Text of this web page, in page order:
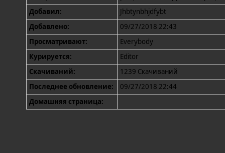
Добавил:
Jhbtynbhjdfybt
Добавлено:
09/27/2018 22:43
Просматривают:
Everybody
Курируется:
Editor
Скачиваний:
1239 Скачиваний
Последнее обновление:
09/27/2018 22:44
Домашняя страница: